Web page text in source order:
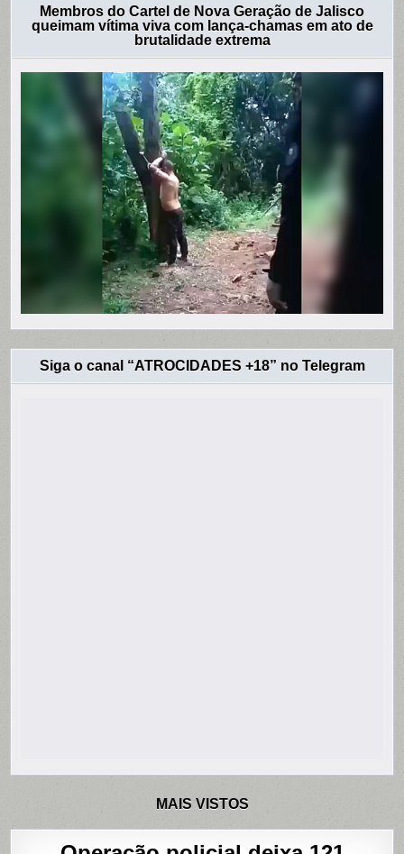
Membros do Cartel de Nova Geração de Jalisco
queimam vítima viva com lança-chamas em ato de
brutalidade extrema
Siga o canal “ATROCIDADES +18” no Telegram
MAIS VISTOS